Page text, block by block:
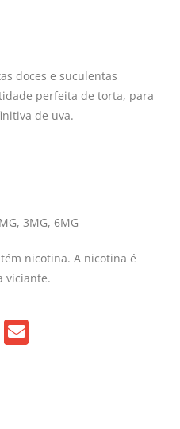
doces e suculentas
perfeita de torta, para
de uva.
3MG, 6MG
nicotina. A nicotina é
viciante.